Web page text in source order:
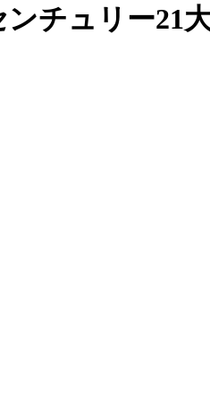
チュリー21